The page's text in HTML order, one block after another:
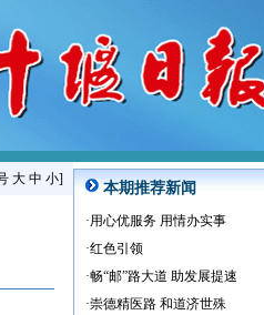
大 中 小]
本期推荐新闻
·用心优服务 用情办实事
·红色引领
·畅“邮”路大道 助发展提速
·崇德精医路 和道济世殊